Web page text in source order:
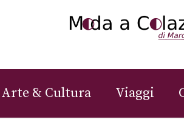
Arte & Cultura Viaggi